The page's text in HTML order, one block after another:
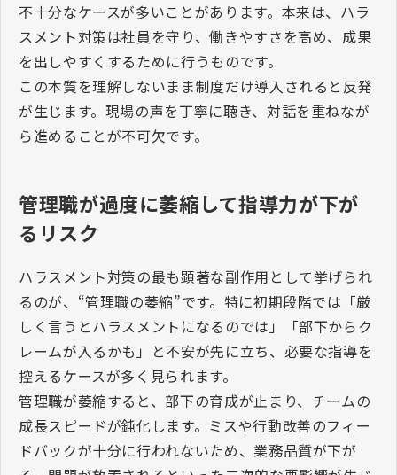
不十分なケースが多いことがあります。本来は、ハラ
スメント対策は社員を守り、働きやすさを高め、成果
を出しやすくするために行うものです。
この本質を理解しないまま制度だけ導入されると反発
が生じます。現場の声を丁寧に聴き、対話を重ねなが
ら進めることが不可欠です。
管理職が過度に萎縮して指導力が下が
るリスク
ハラスメント対策の最も顕著な副作用として挙げられ
るのが、“管理職の萎縮”です。特に初期段階では「厳
しく言うとハラスメントになるのでは」「部下からク
レームが入るかも」と不安が先に立ち、必要な指導を
控えるケースが多く見られます。
管理職が萎縮すると、部下の育成が止まり、チームの
成長スピードが鈍化します。ミスや行動改善のフィー
ドバックが十分に行われないため、業務品質が下が